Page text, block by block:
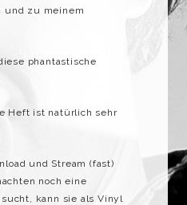
und zu meinem
phantastische
Heft ist natürlich sehr
und Stream (fast)
noch eine
kann sie als Vinyl